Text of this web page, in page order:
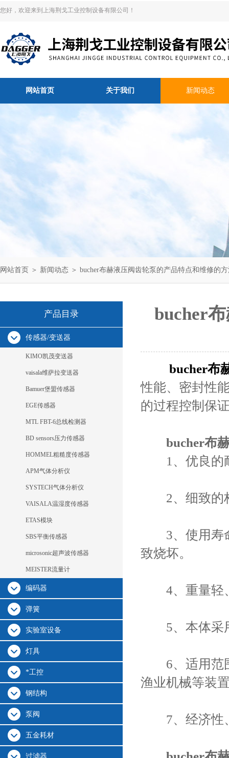
您好，欢迎来到上海荆戈工业控制设备有限公司！
网站首页 关于我们 新闻动态
网站首页 ＞ 新闻动态 ＞ bucher布赫液压阀齿轮泵的产品特点和维修的
产品目录
传感器/变送器
KIMO凯茂变送器
vaisala维萨拉变送器
Bamuer堡盟传感器
EGE传感器
MTL FBT-6总线检测器
BD sensors压力传感器
HOMMEL粗糙度传感器
APM气体分析仪
SYSTECH气体分析仪
VAISALA温湿度传感器
ETAS模块
SBS平衡传感器
microsonic超声波传感器
MEISTER流量计
编码器
弹簧
实验室设备
灯具
*工控
钢结构
泵阀
五金耗材
过滤器
bucher
bucher布
性能、密封性
的过程控制保
bucher布
1、优良的耐
2、细致的构
3、使用寿命
致烧坏。
4、重量轻
5、本体采
6、适用范围
渔业机械等装
7、经济性、